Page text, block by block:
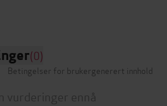
(0)
Betingelser for brukergenerert innhold
vurderinger ennå